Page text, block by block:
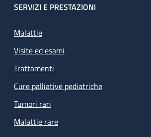
SERVIZI E PRESTAZIONI
Malattie
Visite ed esami
Trattamenti
Cure palliative pediatriche
Tumori rari
Malattie rare